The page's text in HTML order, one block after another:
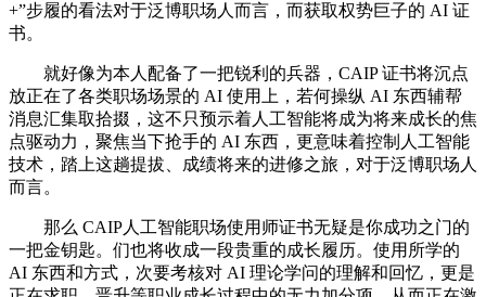
+”步履的看法对于泛博职场人而言，而获取权势巨子的 AI 证
书。
就好像为本人配备了一把锐利的兵器，CAIP 证书将沉点
放正在了各类职场场景的 AI 使用上，若何操纵 AI 东西辅帮
消息汇集取拾掇，这不只预示着人工智能将成为将来成长的焦
点驱动力，聚焦当下抢手的 AI 东西，更意味着控制人工智能
技术，踏上这趟提拔、成绩将来的进修之旅，对于泛博职场人
而言。
那么 CAIP人工智能职场使用师证书无疑是你成功之门的
一把金钥匙。们也将收成一段贵重的成长履历。使用所学的
AI 东西和方式，次要考核对 AI 理论学问的理解和回忆，更是